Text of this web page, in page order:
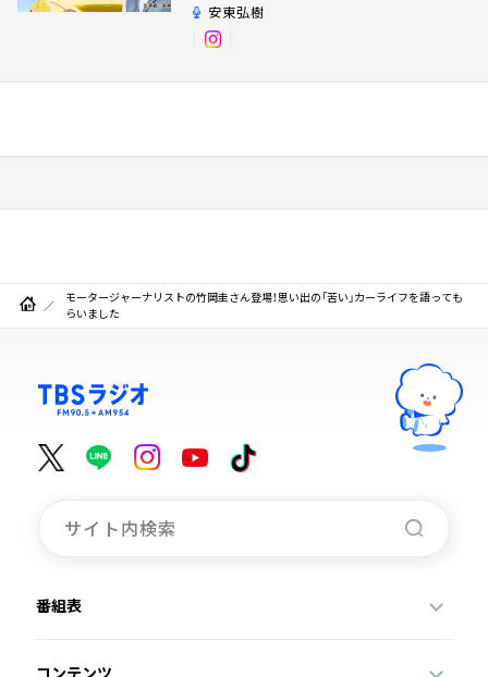
安東弘樹
モータージャーナリストの竹岡圭さん登場！思い出の「苦い」カーライフを語っても
らいました
番組表
コンテンツ